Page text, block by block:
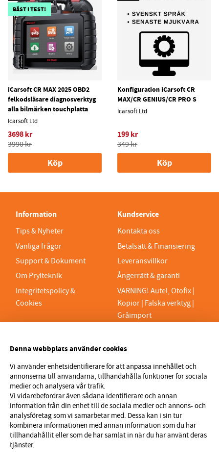
BÄST I TEST!
iCarsoft CR MAX 2025 OBD2
felkodsläsare diagnosverktyg
alla bilmärken touchplatta
Icarsoft Ltd
3698 kr
3990 kr
Köp
Konfiguration iCarsoft CR
MAX/CR GENIUS/CR PRO S
Icarsoft Ltd
199 kr
349 kr
Köp
Information
Tips & Nyheter
Vanliga frågor
Support & Dokument
Om Prylteknik
Integritetspolicy &
Cookies
Kundservice
Kontakta oss
Betalsätt & Finansiering
Leveransvillkor
Ångerrätt & garanti
VARNING! Autel, Otofix |
Kopior | Falska verktyg |
Gråimport
Org.nr 559329-1189
VAT SE559329118901
info@prylteknik.se
0321777170
Nyhetsbrev
I vårt nyhetsbrev får du ta del av nyheter och
erbjudanden före alla andra. Registrera dig här nedan.
Denna webbplats använder cookies
Vi använder enhetsidentifierare för att anpassa innehållet och
annonserna till användarna, tillhandahålla funktioner för sociala
medier och analysera vår trafik.
Vi vidarebefordrar även sådana identifierare och annan
information från din enhet till de sociala medier och annons- och
analysföretag som vi samarbetar med. Dessa kan i sin tur
kombinera informationen med annan information som du har
tillhandahållit eller som de har samlat in när du har använt deras
tjänster.